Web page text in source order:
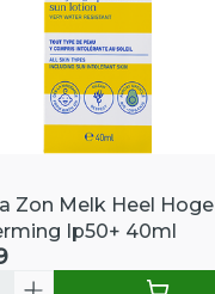
Zon Melk Heel Hoge
Ip50+ 40ml